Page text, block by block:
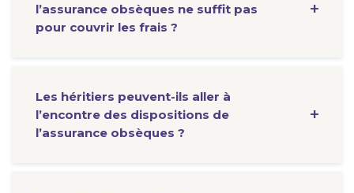
l’assurance obsèques ne suffit pas
pour couvrir les frais ?
Les héritiers peuvent-ils aller à
l’encontre des dispositions de
l’assurance obsèques ?